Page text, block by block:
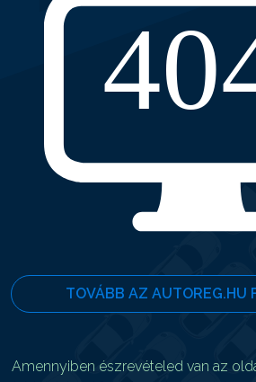
TOVÁBB AZ AUTOREG.HU
Amennyiben észrevételed van az